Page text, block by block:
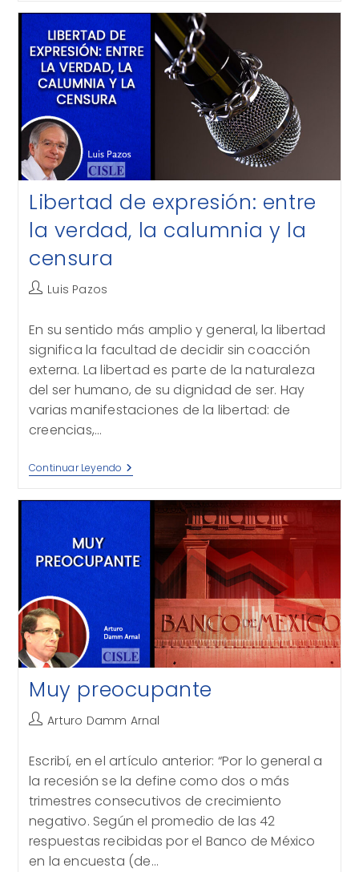
En
Nombre
De
La
Ley
Libertad de expresión: entre
la verdad, la calumnia y la
censura
Autor
entrada:
Luis Pazos
En su sentido más amplio y general, la libertad
significa la facultad de decidir sin coacción
externa. La libertad es parte de la naturaleza
del ser humano, de su dignidad de ser. Hay
varias manifestaciones de la libertad: de
creencias,…
Continuar Leyendo Libertad
De
Entre
La
La
Calumnia
Y
Censura
Muy preocupante
Autor
la
entrada:
Arturo Damm Arnal
Escribí, en el artículo anterior: “Por lo general a
la recesión se la define como dos o más
trimestres consecutivos de crecimiento
negativo. Según el promedio de las 42
respuestas recibidas por el Banco de México
en la encuesta (de…